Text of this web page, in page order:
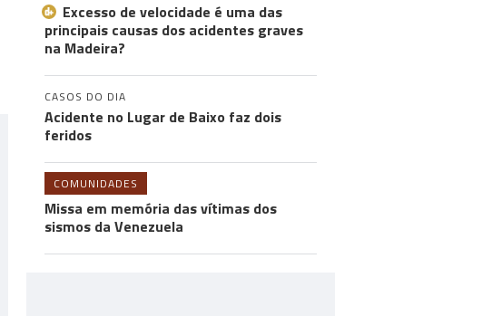
Excesso de velocidade é uma das
principais causas dos acidentes graves
na Madeira?
CASOS DO DIA
Acidente no Lugar de Baixo faz dois
feridos
COMUNIDADES
Missa em memória das vítimas dos
sismos da Venezuela